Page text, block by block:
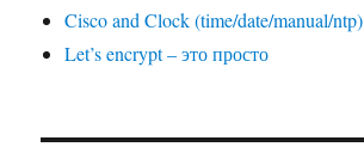
Cisco and Clock (time/date/manual/ntp)
Let’s encrypt – это просто